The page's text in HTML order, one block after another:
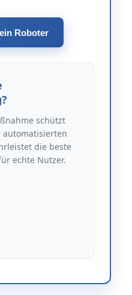
Roboter
schützt
automatisierten
die beste
echte Nutzer.